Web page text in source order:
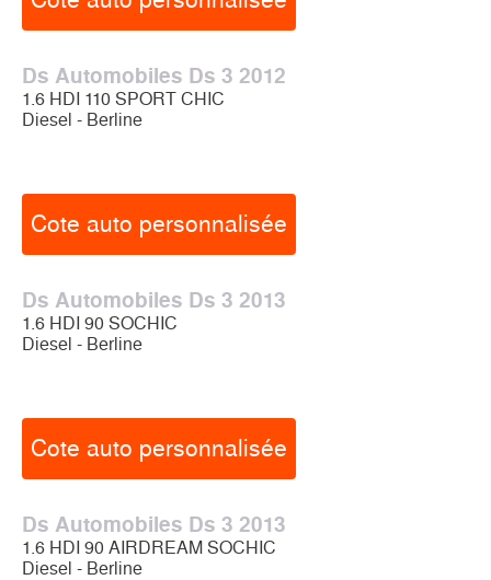
Ds Automobiles Ds 3 2012
1.6 HDI 110 SPORT CHIC
Diesel - Berline
Cote auto personnalisée
Ds Automobiles Ds 3 2013
1.6 HDI 90 SOCHIC
Diesel - Berline
Cote auto personnalisée
Ds Automobiles Ds 3 2013
1.6 HDI 90 AIRDREAM SOCHIC
Diesel - Berline